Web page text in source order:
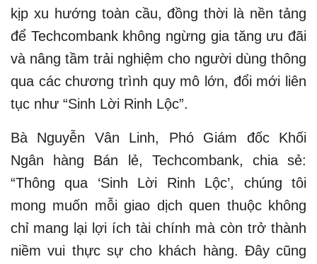
kịp xu hướng toàn cầu, đồng thời là nền tảng
để Techcombank không ngừng gia tăng ưu đãi
và nâng tầm trải nghiệm cho người dùng thông
qua các chương trình quy mô lớn, đổi mới liên
tục như “Sinh Lời Rinh Lộc”.
Bà Nguyễn Vân Linh, Phó Giám đốc Khối
Ngân hàng Bán lẻ, Techcombank, chia sẻ:
“Thông qua ‘Sinh Lời Rinh Lộc’, chúng tôi
mong muốn mỗi giao dịch quen thuộc không
chỉ mang lại lợi ích tài chính mà còn trở thành
niềm vui thực sự cho khách hàng. Đây cũng